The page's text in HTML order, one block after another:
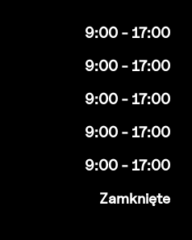
9:00 - 17:00
9:00 - 17:00
9:00 - 17:00
9:00 - 17:00
9:00 - 17:00
Zamknięte